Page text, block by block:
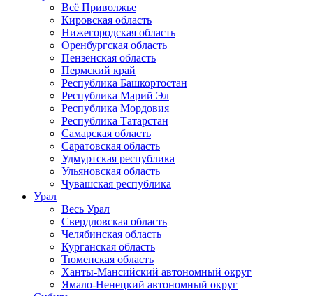
Всё Приволжье
Кировская область
Нижегородская область
Оренбургская область
Пензенская область
Пермский край
Республика Башкортостан
Республика Марий Эл
Республика Мордовия
Республика Татарстан
Самарская область
Саратовская область
Удмуртская республика
Ульяновская область
Чувашская республика
Урал
Весь Урал
Свердловская область
Челябинская область
Курганская область
Тюменская область
Ханты-Мансийский автономный округ
Ямало-Ненецкий автономный округ